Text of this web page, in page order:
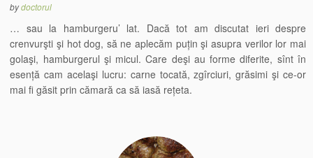
bydoctorul
… sau la hamburgeru’ lat. Dacă tot am discutat ieri despre
crenvurşti şi hot dog, să ne aplecăm puțin şi asupra verilor lor mai
golaşi, hamburgerul şi micul. Care deşi au forme diferite, sînt în
esență cam acelaşi lucru: carne tocată, zgîrciuri, grăsimi şi ce-or
mai fi găsit prin cămară ca să iasă rețeta.